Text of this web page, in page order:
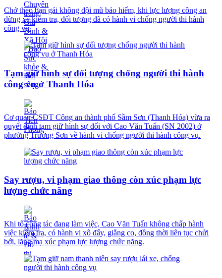
Chở theo bạn gái không đội mũ bảo hiểm, khi lực lượng công an
dừng xe kiểm tra, đối tượng đã có hành vi chống người thi hành
công vụ.
Tạm giữ hình sự đối tượng chống người thi hành
công vụ ở Thanh Hóa
Cơ quan CSĐT Công an thành phố Sầm Sơn (Thanh Hóa) vừa ra
quyết định tạm giữ hình sự đối với Cao Văn Tuấn (SN 2002) ở
phường Trường Sơn về hành vi chống người thi hành công vụ.
Say rượu, vi phạm giao thông còn xúc phạm lực
lượng chức năng
Khi tổ công tác đang làm việc, Cao Văn Tuấn không chấp hành
việc kiểm tra, có hành vi xô đẩy, giằng co, đồng thời liên tục chửi
bới, lăng mạ xúc phạm lực lượng chức năng.